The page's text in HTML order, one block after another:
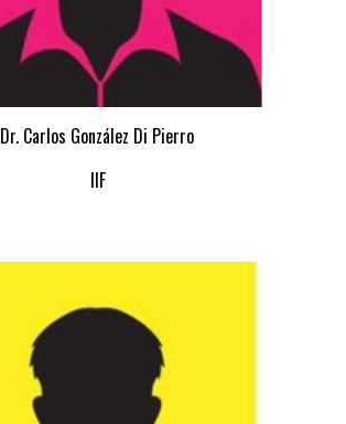
Dr. Carlos González Di Pierro
IIF